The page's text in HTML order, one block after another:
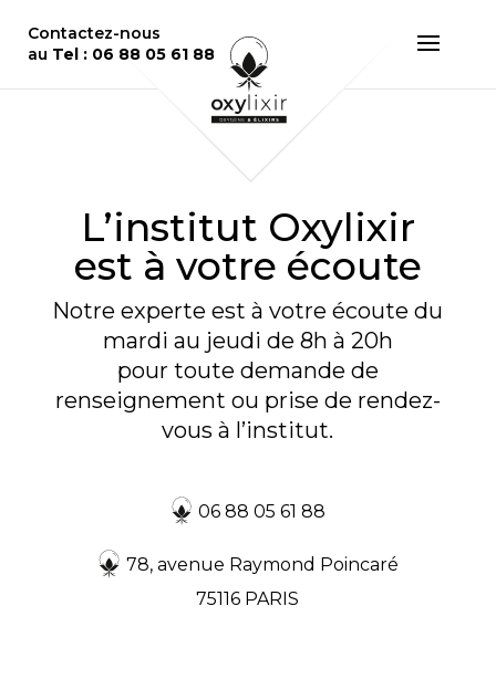
Contactez-nous
au Tel : 06 88 05 61 88
L’institut Oxylixir
est à votre écoute
Notre experte est à votre écoute du
mardi au jeudi de 8h à 20h
pour toute demande de
renseignement ou prise de rendez-
vous à l’institut.
06 88 05 61 88
78, avenue Raymond Poincaré
75116 PARIS